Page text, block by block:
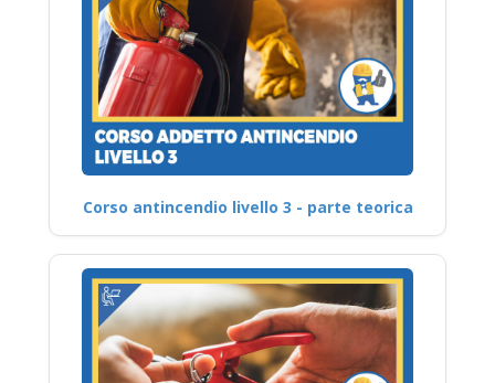
Corso antincendio livello 3 - parte teorica